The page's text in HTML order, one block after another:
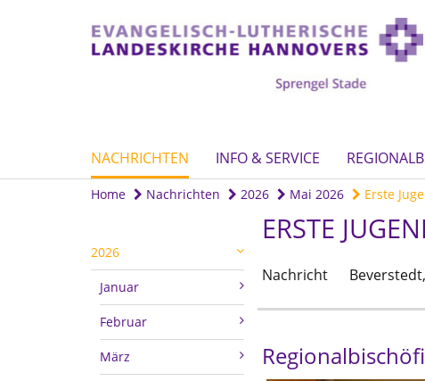
NACHRICHTEN INFO & SERVICE
Home Nachrichten 2026 Mai 2026 Erste
2026
Januar
Februar
März
ERSTE
Nachricht Beverstedt,